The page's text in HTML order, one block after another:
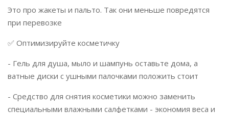
Это про жакеты и пальто. Так они меньше повредятся
при перевозке
✅ Оптимизируйте косметичку⠀
- Гель для душа, мыло и шампунь оставьте дома, а
ватные диски с ушными палочками положить стоит
- Средство для снятия косметики можно заменить
специальными влажными салфетками - экономия веса и